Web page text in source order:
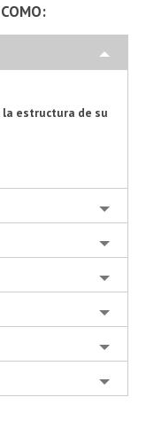
la estructura de su